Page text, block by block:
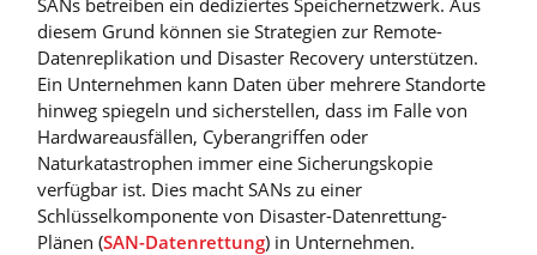
diesem Grund können sie Strategien zur Remote-
Datenreplikation und Disaster Recovery unterstützen.
Ein Unternehmen kann Daten über mehrere Standorte
hinweg spiegeln und sicherstellen, dass im Falle von
Hardwareausfällen, Cyberangriffen oder
Naturkatastrophen immer eine Sicherungskopie
verfügbar ist. Dies macht SANs zu einer
Schlüsselkomponente von Disaster-Datenrettung-
Plänen (SAN-Datenrettung) in Unternehmen.